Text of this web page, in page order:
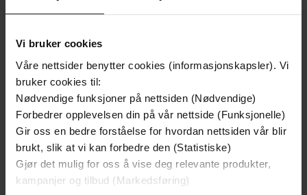
Vi bruker cookies
Våre nettsider benytter cookies (informasjonskapsler). Vi
bruker cookies til:
Nødvendige funksjoner på nettsiden (Nødvendige)
Forbedrer opplevelsen din på vår nettside (Funksjonelle)
Gir oss en bedre forståelse for hvordan nettsiden vår blir
brukt, slik at vi kan forbedre den (Statistiske)
Gjør det mulig for oss å vise deg relevante produkter,
kampanjer og tilbud (Markedsføring)
Andre har også kjøpt
Premium